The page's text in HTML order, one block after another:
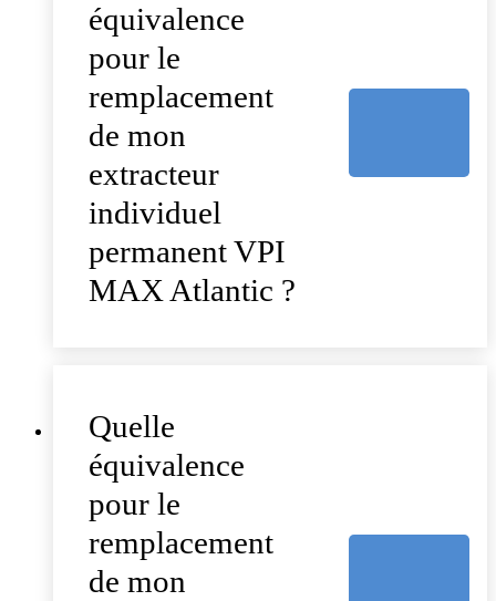
équivalence
pour le
remplacement
de mon
extracteur
individuel
permanent VPI
MAX Atlantic ?
Quelle
équivalence
pour le
remplacement
de mon